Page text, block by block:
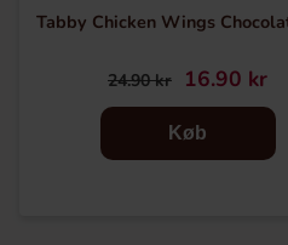
Tabby Chicken Wings
24.90 kr 16.90 kr
Køb